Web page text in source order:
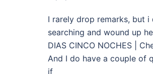
I rarely drop remarks, but i
searching and wound up
DIAS CINCO NOCHES |
And I do have a couple of
if